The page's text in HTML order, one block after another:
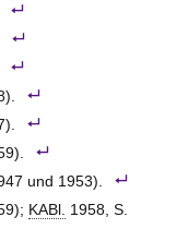
und 1953).
KABl. 1958, S.